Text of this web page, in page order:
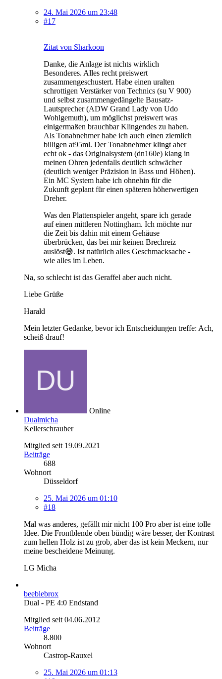
24. Mai 2026 um 23:48
#17
Zitat von Sharkoon
Danke, die Anlage ist nichts wirklich
Besonderes. Alles recht preiswert
zusammengeschustert. Habe einen uralten
schrottigen Verstärker von Technics (su V 900)
und selbst zusammengedängelte Bausatz-
Lautsprecher (ADW Grand Lady von Udo
Wohlgemuth), um möglichst preiswert was
einigermaßen brauchbar Klingendes zu haben.
Als Tonabnehmer habe ich auch einen ziemlich
billigen at95ml. Der Tonabnehmer klingt aber
echt ok - das Originalsystem (dn160e) klang in
meinen Ohren jedenfalls deutlich schwächer
(deutlich weniger Präzision in Bass und Höhen).
Ein MC System habe ich ohnehin für die
Zukunft geplant für einen späteren höherwertigen
Dreher.
Was den Plattenspieler angeht, spare ich gerade
auf einen mittleren Nottingham. Ich möchte nur
die Zeit bis dahin mit einem Gehäuse
überbrücken, das bei mir keinen Brechreiz
auslöst😅. Ist natürlich alles Geschmacksache -
wie alles im Leben.
Na, so schlecht ist das Geraffel aber auch nicht.
Liebe Grüße
Harald
Mein letzter Gedanke, bevor ich Entscheidungen treffe: Ach,
scheiß drauf!
Online
Dualmicha
Kellerschrauber
Mitglied seit 19.09.2021
Beiträge
688
Wohnort
Düsseldorf
25. Mai 2026 um 01:10
#18
Mal was anderes, gefällt mir nicht 100 Pro aber ist eine tolle
Idee. Die Frontblende oben bündig wäre besser, der Kontrast
zum hellen Holz ist zu grob, aber das ist kein Meckern, nur
meine bescheidene Meinung.
LG Micha
beeblebrox
Dual - PE 4:0 Endstand
Mitglied seit 04.06.2012
Beiträge
8.800
Wohnort
Castrop-Rauxel
25. Mai 2026 um 01:13